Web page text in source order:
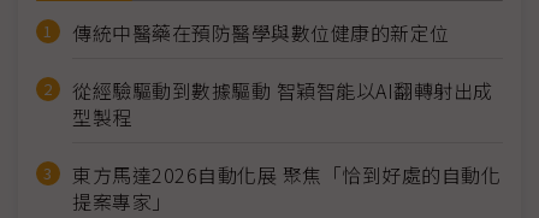
傳統中醫藥在預防醫學與數位健康的新定位
從經驗驅動到數據驅動 智穎智能以AI翻轉射出成
型製程
東方馬達2026自動化展 聚焦「恰到好處的自動化
提案專家」